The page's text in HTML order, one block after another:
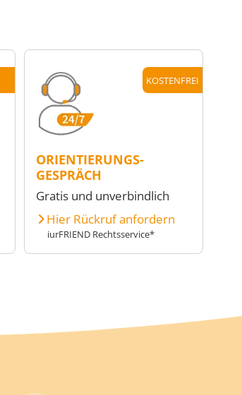
KOSTENFREI
ORIENTIERUNGS-
GESPRÄCH
Gratis und unverbindlich
Hier Rückruf anfordern
iurFRIEND Rechtsservice*